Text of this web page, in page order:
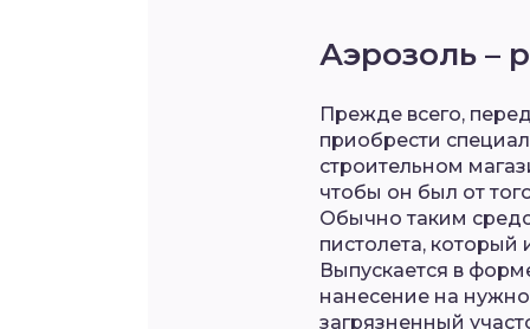
Аэрозоль –
Прежде всего,
приобрести
строительном
чтобы он был от
Обычно таким
пистолета, который
Выпускается в
нанесение на
загрязненный